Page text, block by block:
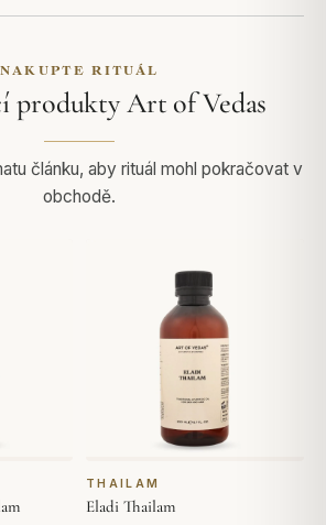
NAKUPTE RITUÁL
produkty Art of Vedas
článku, aby rituál mohl pokračovat v
obchodě.
THAILAM
Eladi Thailam